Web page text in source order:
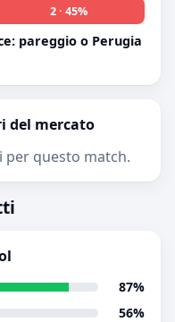
2 · 45%
pareggio o Perugia
del mercato
questo match.
87%
56%